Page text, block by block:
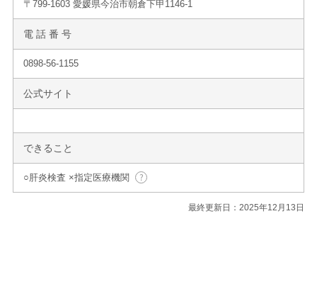
〒799-1603 愛媛県今治市朝倉下甲1146-1
電 話 番 号
0898-56-1155
公式サイト
できること
○肝炎検査 ×指定医療機関
最終更新日：2025年12月13日